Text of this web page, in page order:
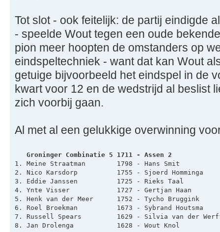
Tot slot - ook feitelijk: de partij eindigde
- speelde Wout tegen een oude
pion meer hoopten de omstanders op
eindspeltechniek - want dat kan Wout
getuige bijvoorbeeld het eindspel in de
kwart voor 12 en de wedstrijd al beslist
zich voorbij gaan.
Al met al een gelukkige overwinning
Groninger Combinatie 5 1711 - Assen 2
1. Meine Straatman        1798 - Hans Smit
2. Nico Karsdorp          1755 - Sjoerd Homminga
3. Eddie Janssen          1725 - Rieks Taal
4. Ynte Visser            1727 - Gertjan Haan
5. Henk van der Meer      1752 - Tycho Bruggink
6. Roel Broekman          1673 - Sybrand Houtsma
7. Russell Spears         1629 - Silvia van der
8. Jan Drolenga           1628 - Wout Knol